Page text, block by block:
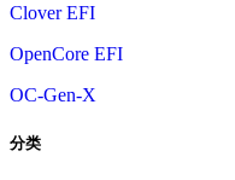
Clover EFI
OpenCore EFI
OC-Gen-X
分类